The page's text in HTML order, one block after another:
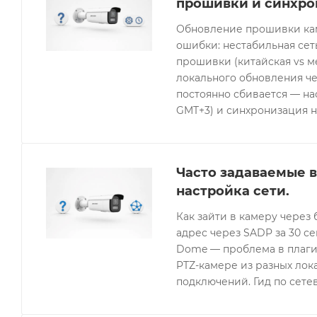
прошивки и
Обновление прошивки
ошибки: нестабильная
прошивки (китайская vs
локального обновления
постоянно сбивается —
GMT+3) и синхронизация
Часто задаваемые
настройка сети.
Как зайти в камеру через
адрес через SADP за 30
Dome — проблема в
PTZ-камере из разных
подключений. Гид по